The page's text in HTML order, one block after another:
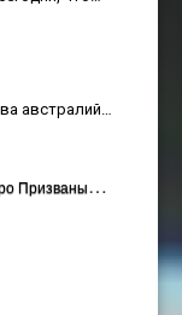
австралий…
И
Нвестиции В Размере 20 Миллионов Евро Призваны Оживить Континентальный Хорватский Туризм